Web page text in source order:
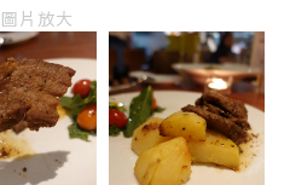
片放大